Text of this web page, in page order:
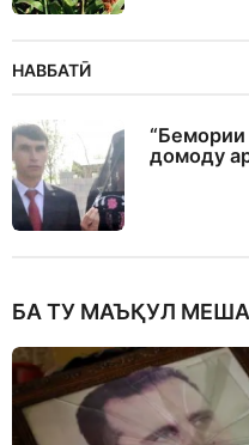
НАВБАТӢ
“Бемории
домоду
БА ТУ МАЪҚУЛ